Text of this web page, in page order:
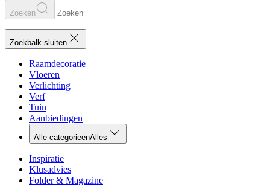
Zoeken
Zoekbalk sluiten
Raamdecoratie
Vloeren
Verlichting
Verf
Tuin
Aanbiedingen
Alle categorieënAlles
Inspiratie
Klusadvies
Folder & Magazine